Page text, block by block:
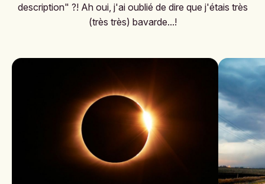
description" ?! Ah oui, j'ai oublié de dire que j'étais très
(très très) bavarde...!